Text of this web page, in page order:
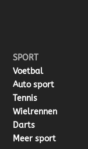
SPORT
Voetbal
Auto sport
Tennis
Wielrennen
Darts
Meer sport